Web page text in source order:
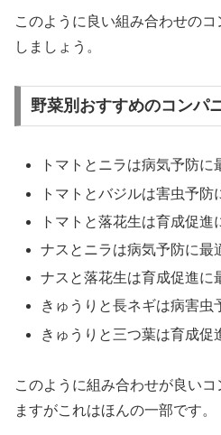
このように良い組み合わせの
しましょう。
野菜別おすすめのコンパ
トマトとニラは病気予防に
トマトとバジルは害虫予防
トマトと落花生は育成促進
ナスとニラは病気予防に最
ナスと落花生は育成促進に
きゅうりと長ネギは病害虫
きゅうりと三つ葉は育成促
このように組み合わせが良い
ますがこれはほんの一部です。